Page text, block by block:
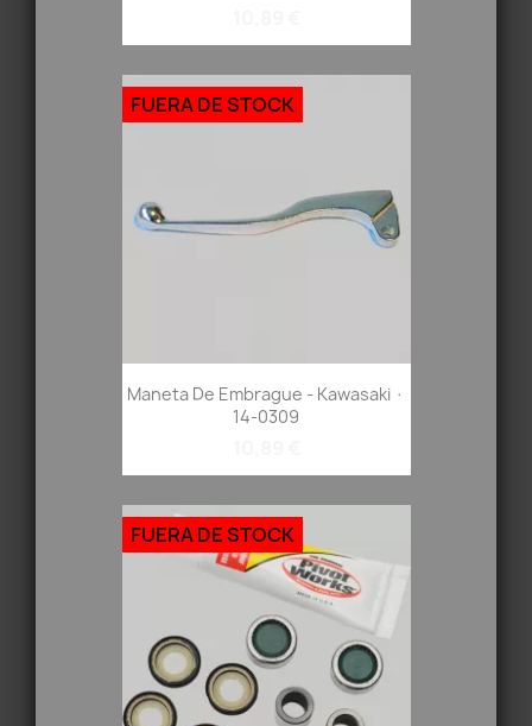
Maneta De Embrague - Kawasaki ·
14-0309
FUERA DE STOCK
FUERA DE STOCK